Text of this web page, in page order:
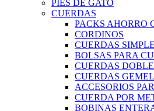
PIES DE GATO
CUERDAS
PACKS AHORRO
CORDINOS
CUERDAS
BOLSAS PARA
CUERDAS
CUERDAS
ACCESORIOS
CUERDA POR
BOBINAS